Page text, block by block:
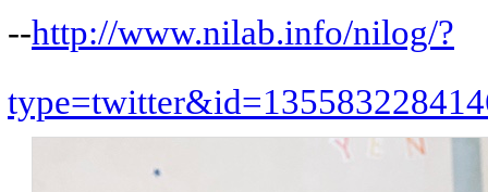
--http://www.nilab.info/nilog/?